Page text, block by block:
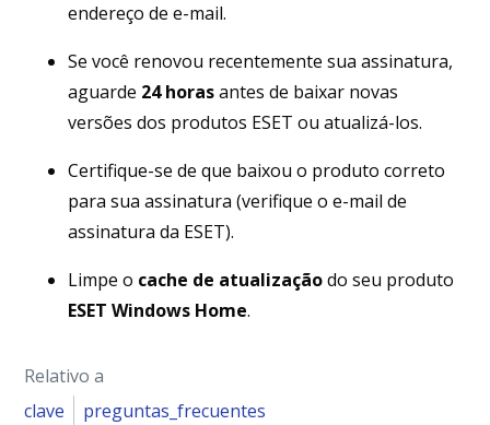
endereço de e-mail.
Se você renovou recentemente sua assinatura,
aguarde 24 horasantes de baixar novas
versões dos produtos ESET ou atualizá-los.
Certifique-se de que baixou o produto correto
para sua assinatura (verifique o e-mail de
assinatura da ESET).
Limpe o cache de atualizaçãodo seu produto
ESET Windows Home.
Relativo a
clave
preguntas_frecuentes